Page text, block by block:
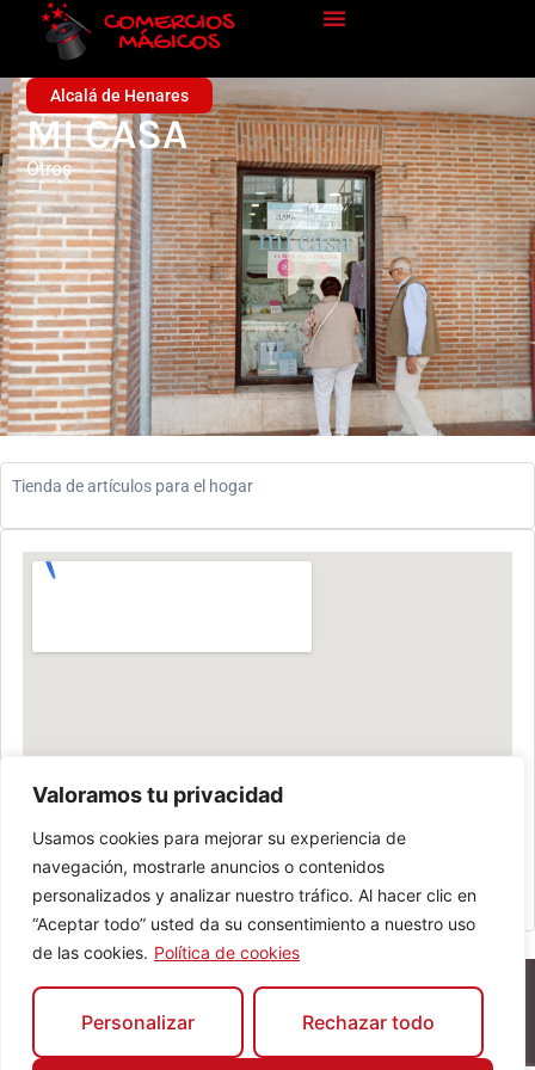
Valoramos tu privacidad
Usamos cookies para mejorar su experiencia de
navegación, mostrarle anuncios o contenidos
personalizados y analizar nuestro tráfico. Al hacer clic en
“Aceptar todo” usted da su consentimiento a nuestro uso
de las cookies. Política de cookies
Personalizar Rechazar todo
Alcalá de Henares
MI CASA
Otros
Tienda de artículos para el hogar